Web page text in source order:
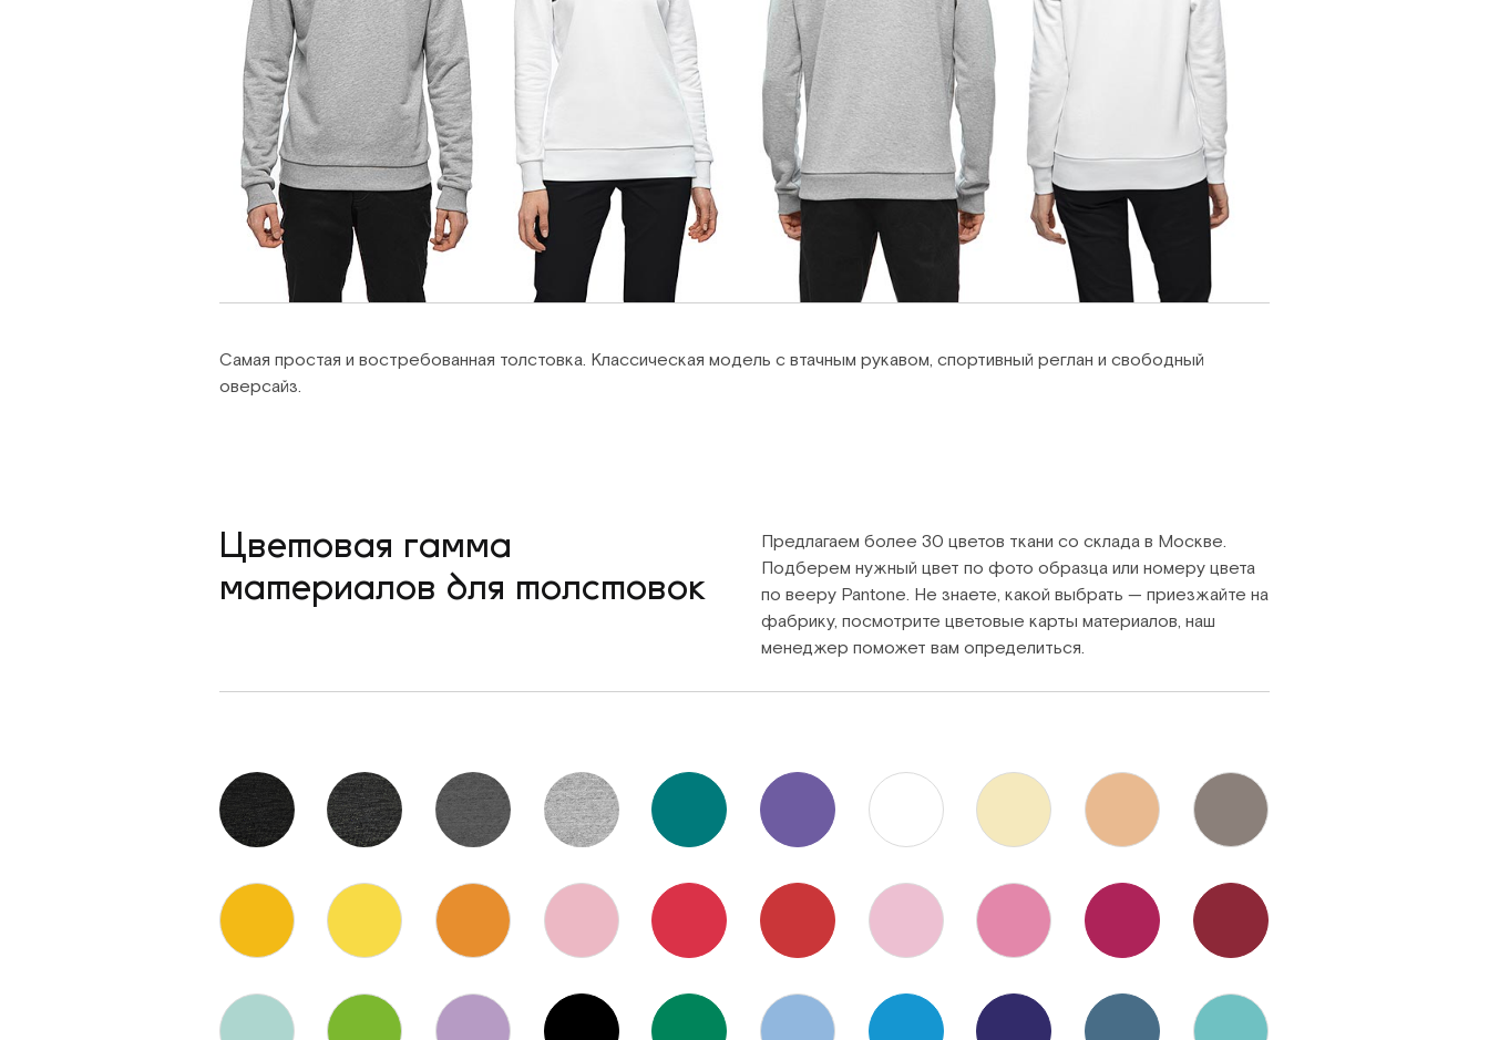
Самая простая и востребованная толстовка. Классическая модель с втачным рукавом, спортивный реглан и свободный
оверсайз.
Цветовая гамма
материалов для толстовок
Предлагаем более 30 цветов ткани со склада в Москве.
Подберем нужный цвет по фото образца или номеру цвета
по вееру Pantone. Не знаете, какой выбрать — приезжайте на
фабрику, посмотрите цветовые карты материалов, наш
менеджер поможет вам определиться.